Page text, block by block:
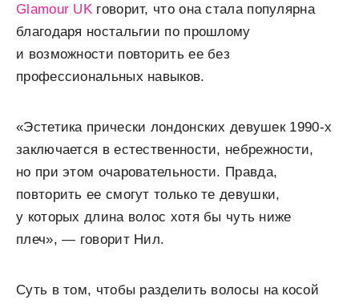
Glamour UK говорит, что она стала популярна
благодаря ностальгии по прошлому
и возможности повторить ее без
профессиональных навыков.
«Эстетика прически лондонских девушек 1990-х
заключается в естественности, небрежности,
но при этом очаровательности. Правда,
повторить ее смогут только те девушки,
у которых длина волос хотя бы чуть ниже
плеч», — говорит Нил.
Суть в том, чтобы разделить волосы на косой